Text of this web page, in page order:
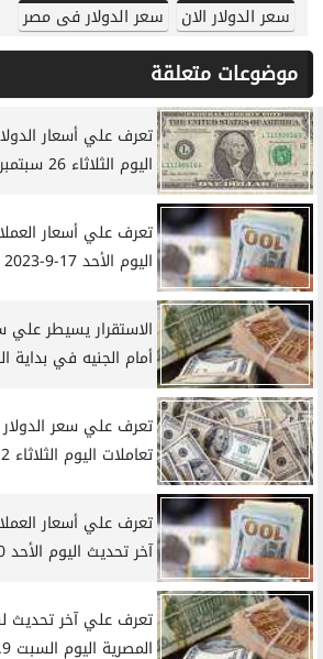
سعر الدولار الان
سعر الدولار فى مصر
موضوعات متعلقة
تعرف علي أسعار
اليوم الثلاثاء 26 سبتمبر 2023
تعرف علي أسعار
اليوم الأحد 17-9-2023
الاستقرار يسيطر علي
أمام الجنيه في بداية
تعرف علي سعر الدولار
تعاملات اليوم الثلاثاء 12- 9-...
تعرف علي أسعار
آخر تحديث اليوم الأحد 10-9-2023
تعرف علي آخر تحديث
المصرية اليوم السبت 9...